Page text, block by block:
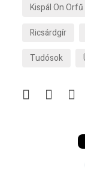
Kispál On
Ricsárdgír
Tudósok